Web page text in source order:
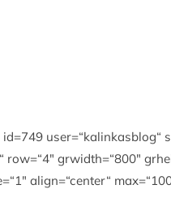
user=“kalinkasblog“
grwidth=“800″
align=“center“